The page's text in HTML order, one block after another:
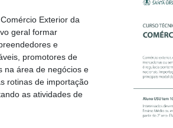
Exterior da
geral formar
e
promotores de
na área de negócios e
rotinas de importação
as atividades de